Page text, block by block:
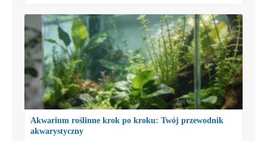
Akwarium roślinne krok po kroku: Twój przewodnik
akwarystyczny